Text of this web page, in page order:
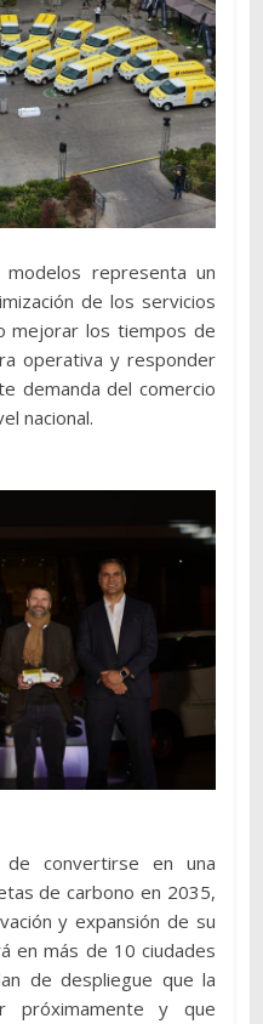
representa un
de los servicios
mejorar los tiempos de
operativa y responder
demanda del comercio
nacional.
convertirse en una
de carbono en 2035,
y expansión de su
más de 10 ciudades
de despliegue que la
próximamente y que